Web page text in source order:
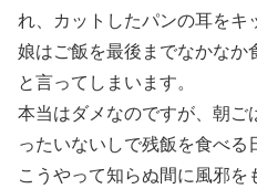
れ、カットしたパンの耳を
娘はご飯を最後までなかなか
と言ってしまいます。
本当はダメなのですが、朝ご
ったいないしで残飯を食べ
こうやって知らぬ間に風邪を